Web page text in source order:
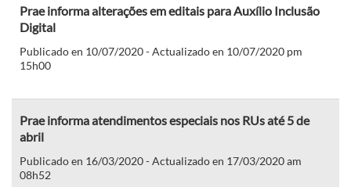
Prae informa alterações em editais para Auxílio Inclusão
Digital
Publicado en 10/07/2020 - Actualizado en 10/07/2020 pm
15h00
Prae informa atendimentos especiais nos RUs até 5 de
abril
Publicado en 16/03/2020 - Actualizado en 17/03/2020 am
08h52